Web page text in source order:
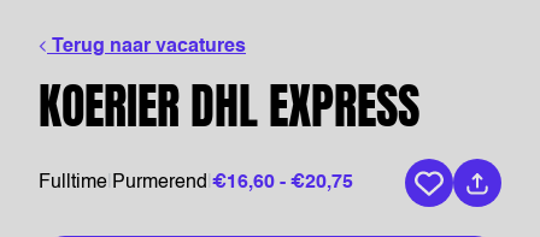
Terug naar vacatures
KOERIER DHL EXPRESS
Fulltime Purmerend €16,60 - €20,75
Bewaar